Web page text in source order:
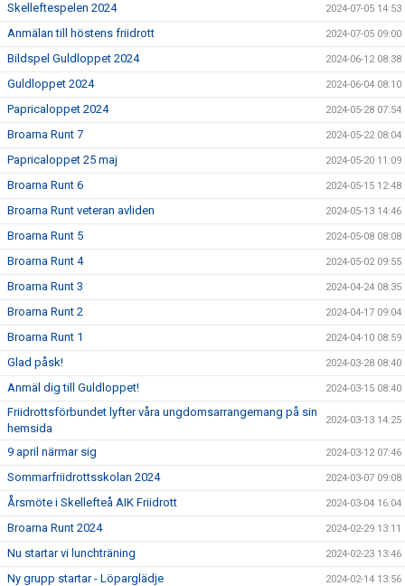
Skelleftespelen 2024 2024-07-05 14:53
Anmälan till höstens friidrott 2024-07-05 09:00
Bildspel Guldloppet 2024 2024-06-12 08:38
Guldloppet 2024 2024-06-04 08:10
Papricaloppet 2024 2024-05-28 07:54
Broarna Runt 7 2024-05-22 08:04
Papricaloppet 25 maj 2024-05-20 11:09
Broarna Runt 6 2024-05-15 12:48
Broarna Runt veteran avliden 2024-05-13 14:46
Broarna Runt 5 2024-05-08 08:08
Broarna Runt 4 2024-05-02 09:55
Broarna Runt 3 2024-04-24 08:35
Broarna Runt 2 2024-04-17 09:04
Broarna Runt 1 2024-04-10 08:59
Glad påsk! 2024-03-28 08:40
Anmäl dig till Guldloppet! 2024-03-15 08:40
Friidrottsförbundet lyfter våra ungdomsarrangemang på sin
hemsida
2024-03-13 14:25
9 april närmar sig 2024-03-12 07:46
Sommarfriidrottsskolan 2024 2024-03-07 09:08
Årsmöte i Skellefteå AIK Friidrott 2024-03-04 16:04
Broarna Runt 2024 2024-02-29 13:11
Nu startar vi lunchträning 2024-02-23 13:46
Ny grupp startar - Löparglädje 2024-02-14 13:56